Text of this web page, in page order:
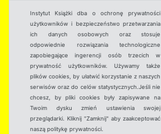
Instytut Książki dba o ochronę prywatności
użytkowników i bezpieczeństwo przetwarzania
ich danych osobowych oraz stosuje
odpowiednie rozwiązania technologiczne
zapobiegające ingerencji osób trzecich w
prywatność użytkowników. Używamy także
plików cookies, by ułatwić korzystanie z naszych
serwisów oraz do celów statystycznych.Jeśli nie
chcesz, by pliki cookies były zapisywane na
Twoim dysku zmień ustawienia swojej
przeglądarki. Kliknij "Zamknij" aby zaakceptować
naszą politykę prywatności.